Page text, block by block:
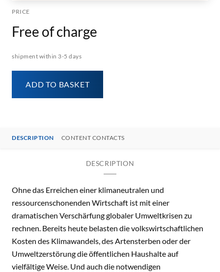
PRICE
Free of charge
shipment within 3-5 days
ADD TO BASKET
DESCRIPTION CONTENT CONTACTS
DESCRIPTION
Ohne das Erreichen einer klimaneutralen und
ressourcenschonenden Wirtschaft ist mit einer
dramatischen Verschärfung globaler Umweltkrisen zu
rechnen. Bereits heute belasten die volkswirtschaftlichen
Kosten des Klimawandels, des Artensterben oder der
Umweltzerstörung die öffentlichen Haushalte auf
vielfältige Weise. Und auch die notwendigen